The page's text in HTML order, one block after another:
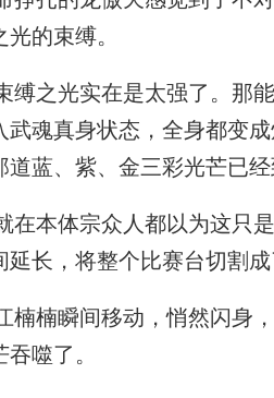
的束缚。
之光实在是太强了。那
武魂真身状态，全身都变
蓝、紫、金三彩光芒已经
本体宗众人都以为这只
长，将整个比赛台切割成
楠瞬间移动，悄然闪身
噬了。